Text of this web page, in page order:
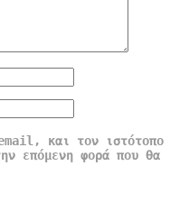
και τον ιστότοπο
επόμενη φορά που θα